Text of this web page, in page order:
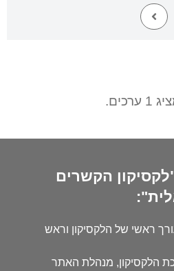
1 ערכים.
הקשרים
ראשי של הלקסיקון וראש
הלקסיקון, מנהלת האתר